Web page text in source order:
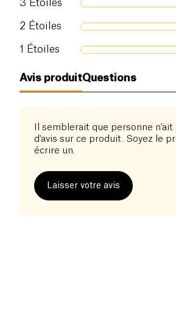
3 Étoiles
2 Étoiles
1 Étoiles
Avis produitQuestions
Il semblerait que personne n'ait
d'avis sur ce produit. Soyez le
écrire un.
Laisser votre avis